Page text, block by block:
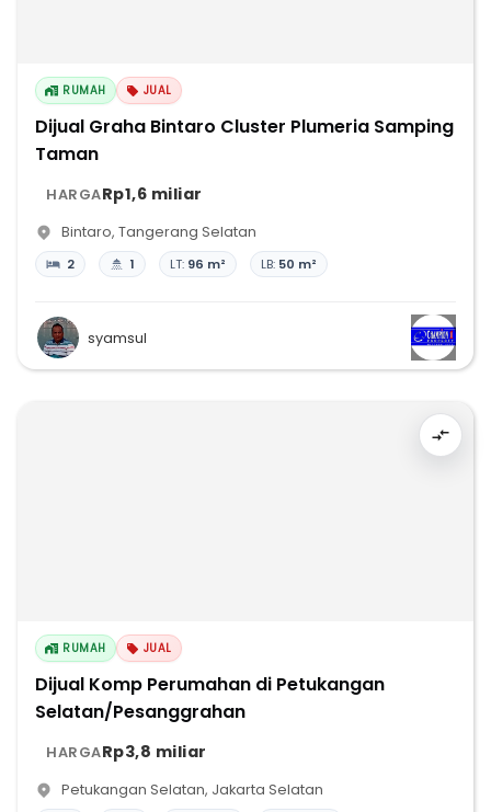
RUMAH JUAL
Dijual Graha Bintaro Cluster Plumeria Samping
Taman
HARGARp1,6 miliar
Bintaro, Tangerang Selatan
2 1 LT: 96 m² LB: 50 m²
syamsul
RUMAH JUAL
Dijual Komp Perumahan di Petukangan
Selatan/Pesanggrahan
HARGARp3,8 miliar
Petukangan Selatan, Jakarta Selatan